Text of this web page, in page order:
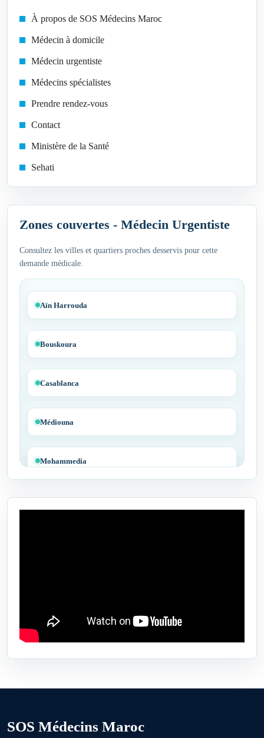
À propos de SOS Médecins Maroc
Médecin à domicile
Médecin urgentiste
Médecins spécialistes
Prendre rendez-vous
Contact
Ministère de la Santé
Sehati
Zones couvertes - Médecin Urgentiste
Consultez les villes et quartiers proches desservis pour cette
demande médicale.
Aïn Harrouda
Bouskoura
Casablanca
Médiouna
Mohammedia
Tit Mellil
Ben Ahmed
Boujniba
SOS Médecins Maroc